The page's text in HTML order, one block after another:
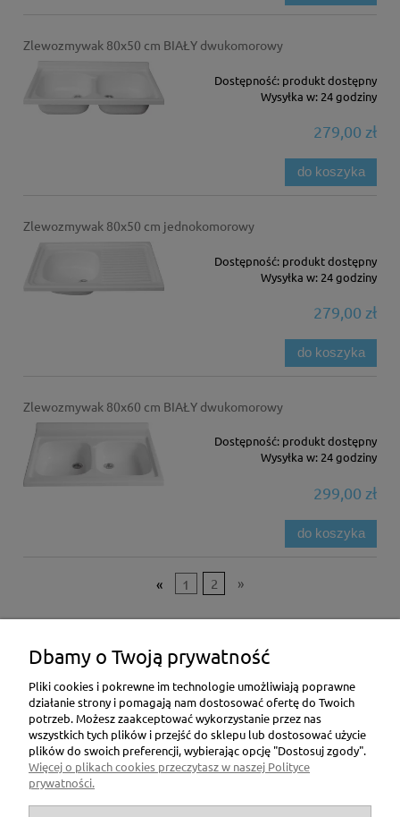
Zlewozmywak 80x50 cm BIAŁY dwukomorowy
Dostępność: produkt dostępny
Wysyłka w: 24 godziny
279,00 zł
do koszyka
Zlewozmywak 80x50 cm jednokomorowy
Dostępność: produkt dostępny
Wysyłka w: 24 godziny
279,00 zł
do koszyka
Zlewozmywak 80x60 cm BIAŁY dwukomorowy
Dostępność: produkt dostępny
Wysyłka w: 24 godziny
299,00 zł
do koszyka
« 1 2 »
Płatności i dostawa
Informacje
O nas
Dbamy o Twoją prywatność
Pliki cookies i pokrewne im technologie umożliwiają poprawne
działanie strony i pomagają nam dostosować ofertę do Twoich
potrzeb. Możesz zaakceptować wykorzystanie przez nas
wszystkich tych plików i przejść do sklepu lub dostosować użycie
plików do swoich preferencji, wybierając opcję "Dostosuj zgody".
Więcej o plikach cookies przeczytasz w naszej Polityce
prywatności.